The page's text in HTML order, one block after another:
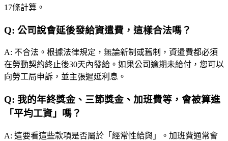
17條計算。
Q: 公司說會延後發給資遣費，這樣合法嗎？
A: 不合法。根據法律規定，無論新制或舊制，資遣費都必須
在勞動契約終止後30天內發給。如果公司逾期未給付，您可以
向勞工局申訴，並主張遲延利息。
Q: 我的年終獎金、三節獎金、加班費等，會被算進
「平均工資」嗎？
A: 這要看這些款項是否屬於「經常性給與」。加班費通常會